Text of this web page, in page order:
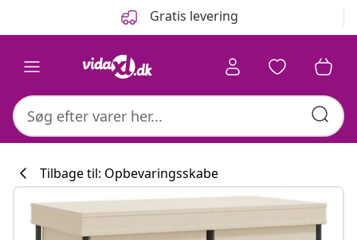
Gratis levering
Tilbage til: Opbevaringsskabe